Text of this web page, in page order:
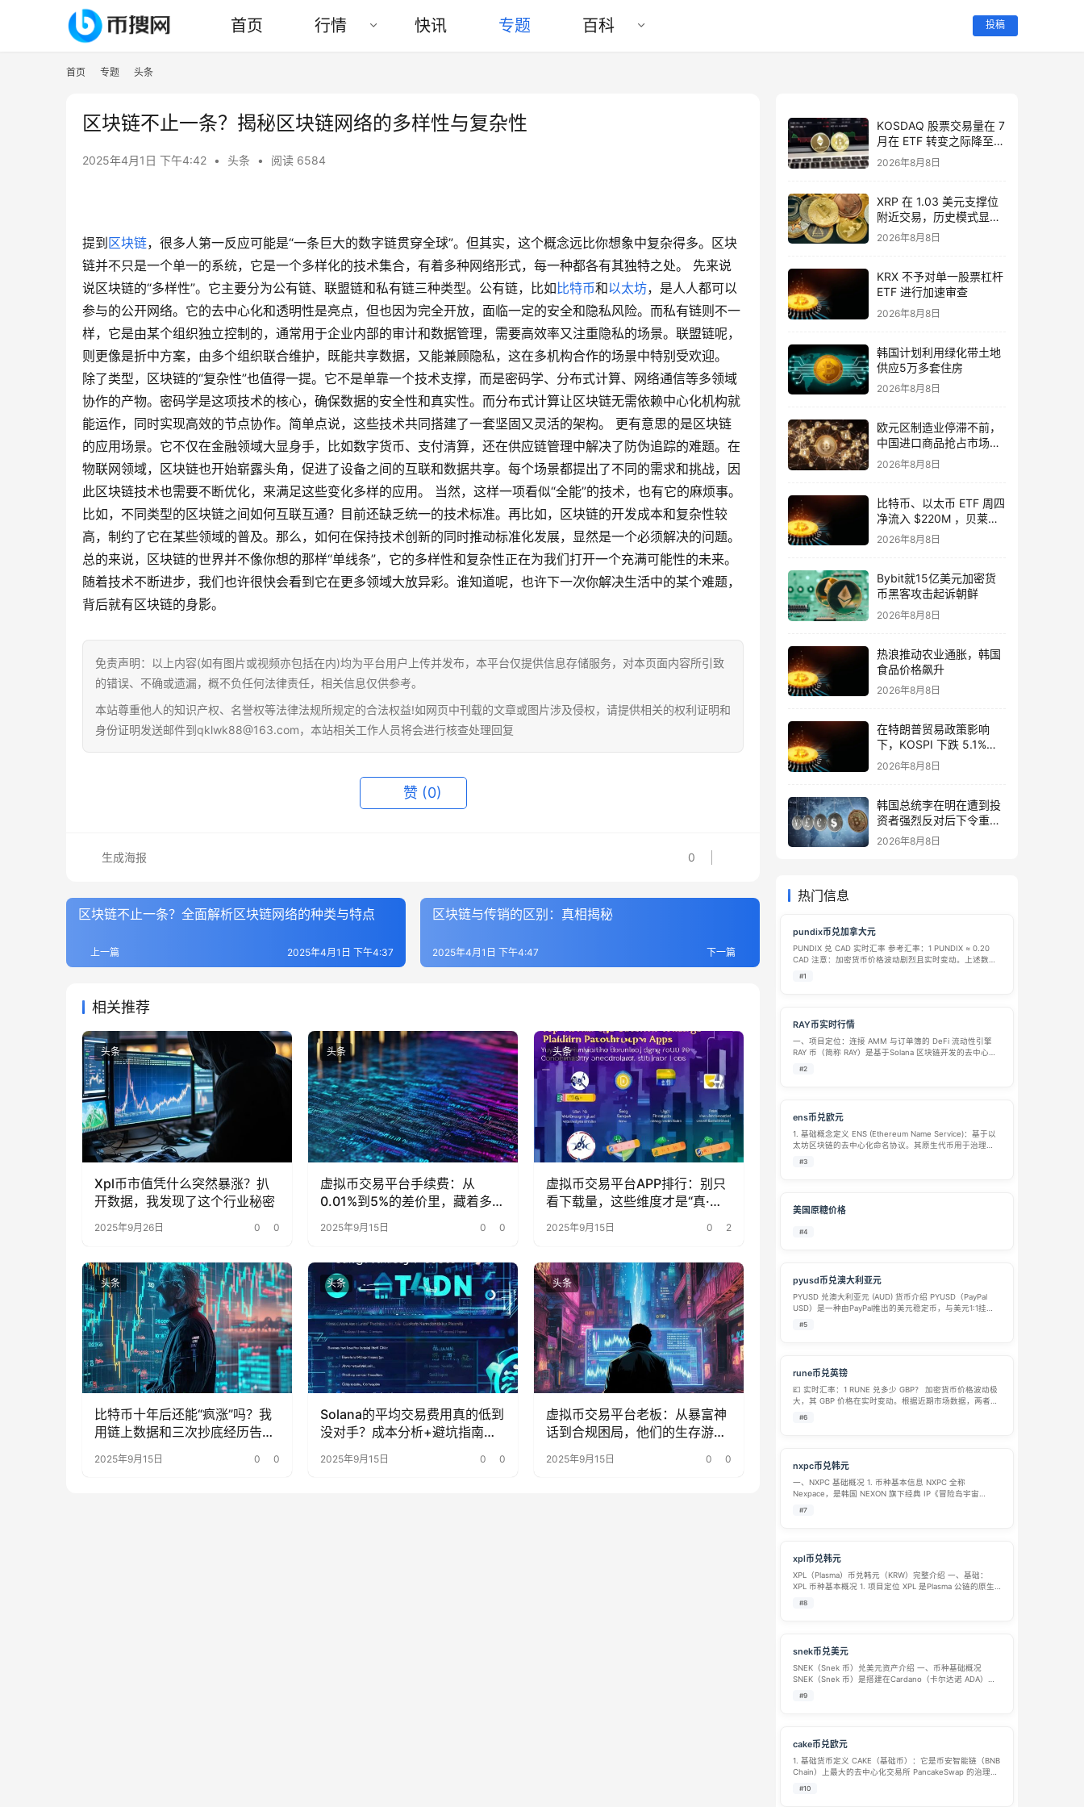
首页 行情 快讯 专题 百科 投稿
首页 专题 头条
区块链不止一条？揭秘区块链网络的多样性与复杂性
2025年4月1日 下午4:42 • 头条 • 阅读 6584
提到 区块链，很多人第一反应可能是“一条巨大的数字链贯穿全球”。但其实，这个概念远比你想象中复杂得多。区块
链并不只是一个单一的系统，它是一个多样化的技术集合，有着多种网络形式，每一种都各有其独特之处。 先来说
说区块链的“多样性”。它主要分为公有链、联盟链和私有链三种类型。公有链，比如 比特币和以太坊，是人人都可以
参与的公开网络。它的去中心化和透明性是亮点，但也因为完全开放，面临一定的安全和隐私风险。而私有链则不一
样，它是由某个组织独立控制的，通常用于企业内部的审计和数据管理，需要高效率又注重隐私的场景。联盟链呢，
则更像是折中方案，由多个组织联合维护，既能共享数据，又能兼顾隐私，这在多机构合作的场景中特别受欢迎。
除了类型，区块链的“复杂性”也值得一提。它不是单靠一个技术支撑，而是密码学、分布式计算、网络通信等多领域
协作的产物。密码学是这项技术的核心，确保数据的安全性和真实性。而分布式计算让区块链无需依赖中心化机构就
能运作，同时实现高效的节点协作。简单点说，这些技术共同搭建了一套坚固又灵活的架构。 更有意思的是区块链
的应用场景。它不仅在金融领域大显身手，比如数字货币、支付清算，还在供应链管理中解决了防伪追踪的难题。在
物联网领域，区块链也开始崭露头角，促进了设备之间的互联和数据共享。每个场景都提出了不同的需求和挑战，因
此区块链技术也需要不断优化，来满足这些变化多样的应用。 当然，这样一项看似“全能”的技术，也有它的麻烦事。
比如，不同类型的区块链之间如何互联互通？目前还缺乏统一的技术标准。再比如，区块链的开发成本和复杂性较
高，制约了它在某些领域的普及。那么，如何在保持技术创新的同时推动标准化发展，显然是一个必须解决的问题。
总的来说，区块链的世界并不像你想的那样“单线条”，它的多样性和复杂性正在为我们打开一个充满可能性的未来。
随着技术不断进步，我们也许很快会看到它在更多领域大放异彩。谁知道呢，也许下一次你解决生活中的某个难题，
背后就有区块链的身影。
免责声明：以上内容(如有图片或视频亦包括在内)均为平台用户上传并发布，本平台仅提供信息存储服务，对本页面内容所引致
的错误、不确或遗漏，概不负任何法律责任，相关信息仅供参考。
本站尊重他人的知识产权、名誉权等法律法规所规定的合法权益!如网页中刊载的文章或图片涉及侵权，请提供相关的权利证明和
身份证明发送邮件到qklwk88@163.com，本站相关工作人员将会进行核查处理回复
赞 (0)
0
生成海报
区块链不止一条？全面解析区块链网络的种类与特点
上一篇 2025年4月1日 下午4:37
区块链与传销的区别：真相揭秘
下一篇
2025年4月1日 下午4:47
相关推荐
头条
Xpl币市值凭什么突然暴涨？扒
开数据，我发现了这个行业秘密
2025年9月26日 0 0
头条
虚拟币交易平台手续费：从
0.01%到5%的差价里，藏着多少
被忽略的省钱密码？
2025年9月15日 0 0
头条
虚拟币交易平台APP排行：别只
看下载量，这些维度才是“真·核
心指标”
2025年9月15日 0 2
头条
比特币十年后还能“疯涨”吗？我
用链上数据和三次抄底经历告诉
2025年9月15日 0 0
头条
Solana的平均交易费用真的低到
没对手？成本分析+避坑指南来
2025年9月15日 0 0
头条
虚拟币交易平台老板：从暴富神
话到合规困局，他们的生存游戏
变了？
2025年9月15日 0 0
KOSDAQ 股票交易量在 7
月在 ETF 转变之际降至
11 个月低点
2026年8月8日
XRP 在 1.03 美元支撑位
附近交易，历史模式显示
其具备反弹潜力
2026年8月8日
KRX 不予对单一股票杠杆
ETF 进行加速审查
2026年8月8日
韩国计划利用绿化带土地
供应5万多套住房
2026年8月8日
欧元区制造业停滞不前，
中国进口商品抢占市场份
额
2026年8月8日
比特币、以太币 ETF 周四
净流入 $220M ，贝莱德
领跑。
2026年8月8日
Bybit就15亿美元加密货
币黑客攻击起诉朝鲜
2026年8月8日
热浪推动农业通胀，韩国
食品价格飙升
2026年8月8日
在特朗普贸易政策影响
下，KOSPI 下跌 5.1%，
而 KOSDAQ 飙升
10.98%。
2026年8月8日
韩国总统李在明在遭到投
资者强烈反对后下令重新
审查 ISA 改革
2026年8月8日
热门信息
pundix币兑加拿大元
PUNDIX 兑 CAD 实时汇率 参考汇率：1 PUNDIX ≈ 0.20
CAD 注意：加密货币价格波动剧烈且实时变动。上述数据
基于近期市场均值，在您交易时，务必以交易平台上的实
#1
RAY币实时行情
一、项目定位：连接 AMM 与订单簿的 DeFi 流动性引擎​
RAY 币（简称 RAY）是基于Solana 区块链开发的去中心化
金融（DeFi）协议 Raydium 的原生功能型代币，核心定位
#2
ens币兑欧元
1. 基础概念定义 ENS (Ethereum Name Service)：基于以
太坊区块链的去中心化命名协议。其原生代币用于治理
（投票决定协议发展方向）和支付域名注册续费。ENS 并
#3
美国原糖价格
#4
pyusd币兑澳大利亚元
PYUSD 兑澳大利亚元 (AUD) 货币介绍 PYUSD（PayPal
USD）是一种由PayPal推出的美元稳定币，与美元1:1挂
钩，旨在提供稳定、低波动性的数字支付体验。对于需要
#5
rune币兑英镑
💷 实时汇率：1 RUNE 兑多少 GBP？ 加密货币价格波动极
大，其 GBP 价格在实时变动。根据近期市场数据，两者的
汇率大致处于以下范围： 约 £0.28 – £0.38：这是多个平
#6
nxpc币兑韩元
一、NXPC 基础概况 1. 币种基本信息 NXPC 全称
Nexpace，是韩国 NEXON 旗下经典 IP《冒险岛宇宙
（MapleStory Universe）》生态的原生加密功能型代币，
#7
xpl币兑韩元
XPL（Plasma）币兑韩元（KRW）完整介绍 一、基础：
XPL 币种基本概况 1. 项目定位 XPL 是Plasma 公链的原生
治理与生态通证，该公链 2025 年 9 月正式上线，是一条
#8
snek币兑美元
SNEK（Snek 币）兑美元资产介绍 一、币种基础概况
SNEK（Snek 币）是搭建在Cardano（卡尔达诺 ADA）区
块链上的社区驱动型模因代币，2022 年 2 月正式发行，
#9
cake币兑欧元
1. 基础货币定义 CAKE（基础币）：它是币安智能链（BNB
Chain）上最大的去中心化交易所 PancakeSwap 的治理和
实用代币。它并非稳定币，价格波动较大，主要用途包括
#10